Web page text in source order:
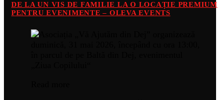
DE LA UN VIS DE FAMILIE LA O LOCAȚIE PREMIUM
PENTRU EVENIMENTE – OLEVA EVENTS